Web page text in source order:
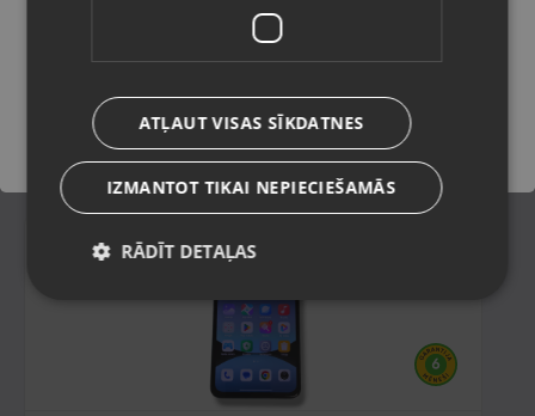
140.00 €
6.36€/mēn.
Saglabāt
ATĻAUT VISAS SĪKDATNES
IZMANTOT TIKAI NEPIECIEŠAMĀS
RĀDĪT DETAĻAS